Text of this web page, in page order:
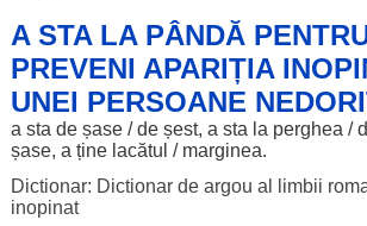
A STA LA PÂNDĂ
PREVENI APARIȚIA
UNEI PERSOANE
a sta de șase/ de șest, a sta la perghea /
șase, a ține lacătul / marginea.
Dictionar: Dictionar de argou al limbii
inopinat